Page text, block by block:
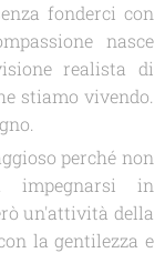
fonderci con
nasce
realista di
stiamo vivendo.
perché non
impegnarsi in
un'attività della
la gentilezza e